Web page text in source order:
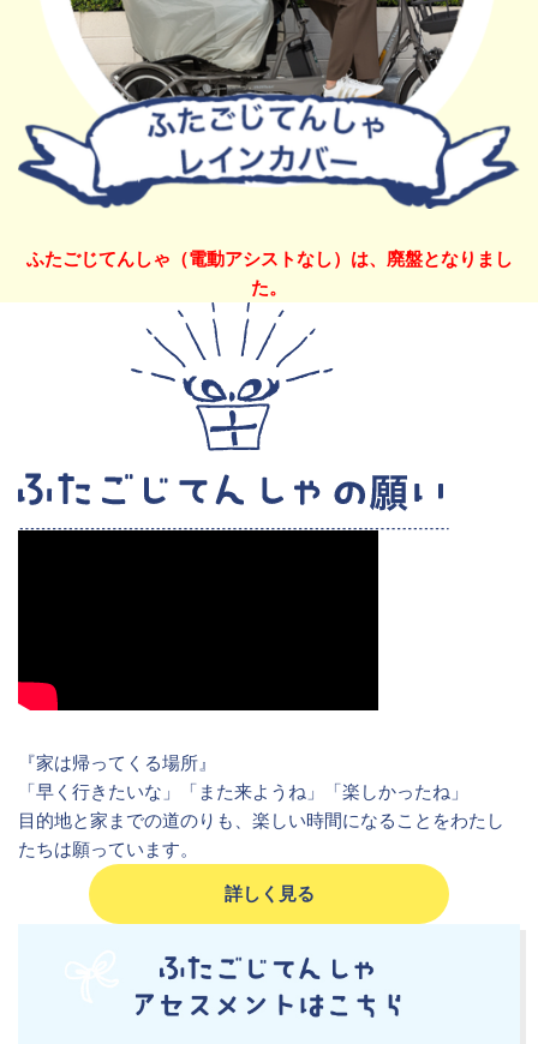
ふたごじてんしゃ（電動アシストなし）は、廃盤となりまし
た。
『家は帰ってくる場所』
「早く行きたいな」「また来ようね」「楽しかったね」
目的地と家までの道のりも、楽しい時間になることをわたし
たちは願っています。
詳しく見る